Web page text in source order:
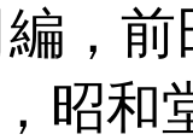
前田
昭和